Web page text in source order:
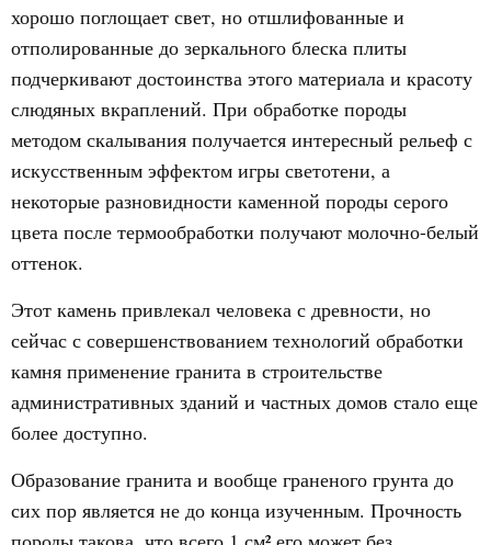
хорошо поглощает свет, но отшлифованные и
отполированные до зеркального блеска плиты
подчеркивают достоинства этого материала и красоту
слюдяных вкраплений. При обработке породы
методом скалывания получается интересный рельеф с
искусственным эффектом игры светотени, а
некоторые разновидности каменной породы серого
цвета после термообработки получают молочно-белый
оттенок.
Этот камень привлекал человека с древности, но
сейчас с совершенствованием технологий обработки
камня применение гранита в строительстве
административных зданий и частных домов стало еще
более доступно.
Образование гранита и вообще граненого грунта до
сих пор является не до конца изученным. Прочность